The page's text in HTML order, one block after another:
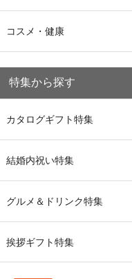
コスメ・健康
特集から探す
カタログギフト特集
結婚内祝い特集
グルメ＆ドリンク特集
挨拶ギフト特集